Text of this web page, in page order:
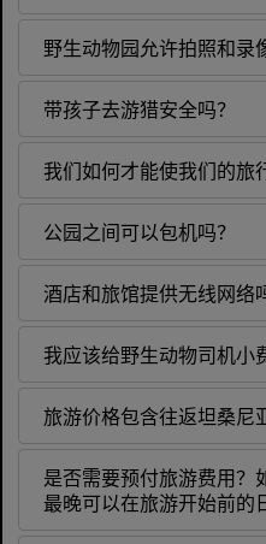
野生动物园允许拍照和录
带孩子去游猎安全吗？
我们如何才能使我们的旅
公园之间可以包机吗？
酒店和旅馆提供无线网络
我应该给野生动物司机小
旅游价格包含往返坦桑尼
是否需要预付旅游费用？
最晚可以在旅游开始前的